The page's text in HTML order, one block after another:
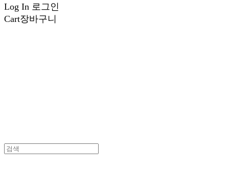
Log In 로그인
Cart장바구니